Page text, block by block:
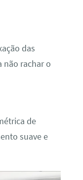
das
não rachar o
de
suave e